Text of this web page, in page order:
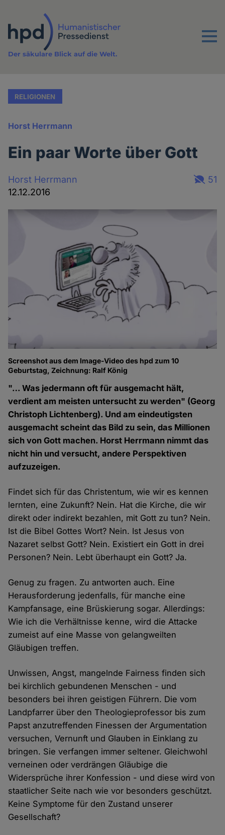
Inhalt
Menu
Der säkulare Blick auf die Welt.
RELIGIONEN
Horst Herrmann
Ein paar Worte über Gott
Horst Herrmann
12.12.2016
51
Screenshot aus dem Image-Video des hpd zum 10
Geburtstag, Zeichnung: Ralf König
"… Was jedermann oft für ausgemacht hält,
verdient am meisten untersucht zu werden" (Georg
Christoph Lichtenberg). Und am eindeutigsten
ausgemacht scheint das Bild zu sein, das Millionen
sich von Gott machen. Horst Herrmann nimmt das
nicht hin und versucht, andere Perspektiven
aufzuzeigen.
Findet sich für das Christentum, wie wir es kennen
lernten, eine Zukunft? Nein. Hat die Kirche, die wir
direkt oder indirekt bezahlen, mit Gott zu tun? Nein.
Ist die Bibel Gottes Wort? Nein. Ist Jesus von
Nazaret selbst Gott? Nein. Existiert ein Gott in drei
Personen? Nein. Lebt überhaupt ein Gott? Ja.
Genug zu fragen. Zu antworten auch. Eine
Herausforderung jedenfalls, für manche eine
Kampfansage, eine Brüskierung sogar. Allerdings:
Wie ich die Verhältnisse kenne, wird die Attacke
zumeist auf eine Masse von gelangweilten
Gläubigen treffen.
Unwissen, Angst, mangelnde Fairness finden sich
bei kirchlich gebundenen Menschen - und
besonders bei ihren geistigen Führern. Die vom
Landpfarrer über den Theologieprofessor bis zum
Papst anzutreffenden Finessen der Argumentation
versuchen, Vernunft und Glauben in Einklang zu
bringen. Sie verfangen immer seltener. Gleichwohl
verneinen oder verdrängen Gläubige die
Widersprüche ihrer Konfession - und diese wird von
staatlicher Seite nach wie vor besonders geschützt.
Keine Symptome für den Zustand unserer
Gesellschaft?